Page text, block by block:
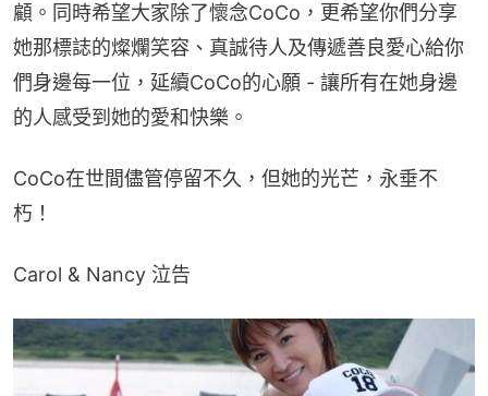
顧。同時希望大家除了懷念CoCo，更希望你們分享
她那標誌的燦爛笑容、真誠待人及傳遞善良愛心給你
們身邊每一位，延續CoCo的心願 - 讓所有在她身邊
的人感受到她的愛和快樂。
CoCo在世間儘管停留不久，但她的光芒，永垂不
朽！
Carol & Nancy 泣告